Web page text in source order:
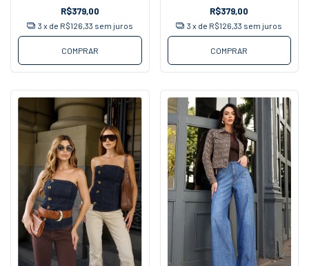
R$379,00
3 x de R$126,33 sem juros
COMPRAR
R$379,00
3 x de R$126,33 sem juros
COMPRAR